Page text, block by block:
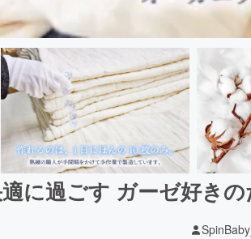
に過ごす ガーゼ好き